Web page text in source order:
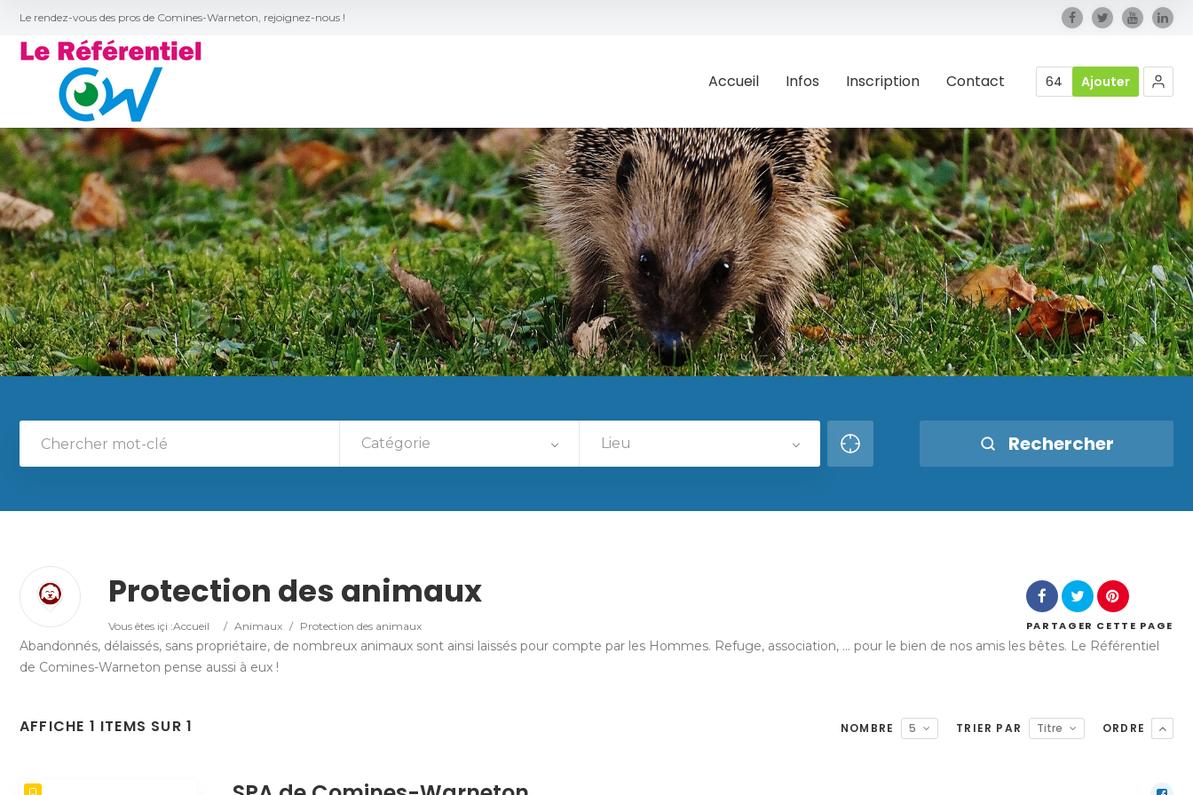
Le rendez-vous des pros de Comines-Warneton, rejoignez-nous !
Accueil Infos Inscription Contact 64 Ajouter
Catégorie Lieu Rechercher
Protection des animaux
Vous êtes içi :Accueil / Animaux / Protection des animaux PARTAGER CETTE PAGE
Abandonnés, délaissés, sans propriétaire, de nombreux animaux sont ainsi laissés pour compte par les Hommes. Refuge, association, ... pour le bien de nos amis les bêtes. Le Référentiel
de Comines-Warneton pense aussi à eux !
AFFICHE 1 ITEMS SUR 1 NOMBRE 5 TRIER PAR Titre ORDRE